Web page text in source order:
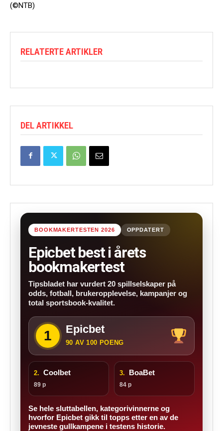
(©NTB)
RELATERTE ARTIKLER
DEL ARTIKKEL
BOOKMAKERTESTEN 2026 OPPDATERT
Epicbet best i årets
bookmakertest
Tipsbladet har vurdert 20 spillselskaper på
odds, fotball, brukeropplevelse, kampanjer og
total sportsbook-kvalitet.
1 Epicbet
90 AV 100 POENG
2. Coolbet
89 p
3. BoaBet
84 p
Se hele sluttabellen, kategorivinnerne og
hvorfor Epicbet gikk til topps etter en av de
jevneste gullkampene i testens historie.